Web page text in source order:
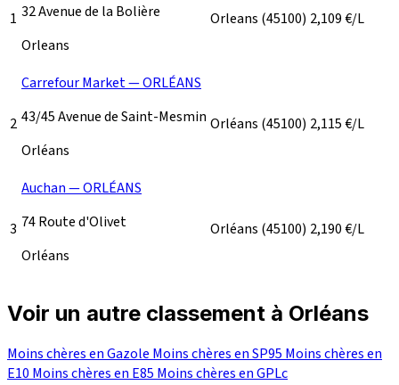
1 32 Avenue de la Bolière
Orleans
Orleans (45100) 2,109€/L
2
Carrefour Market — ORLÉANS
43/45 Avenue de Saint-Mesmin
Orléans
Orléans (45100) 2,115€/L
3
Auchan — ORLÉANS
74 Route d'Olivet
Orléans
Orléans (45100) 2,190€/L
Voir un autre classement à Orléans
Moins chères en Gazole Moins chères en SP95 Moins chères en
E10 Moins chères en E85 Moins chères en GPLc